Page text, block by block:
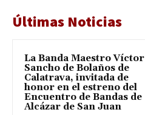
Últimas Noticias
La Banda Maestro Víctor
Sancho de Bolaños de
Calatrava, invitada de
honor en el estreno del
Encuentro de Bandas de
Alcázar de San Juan